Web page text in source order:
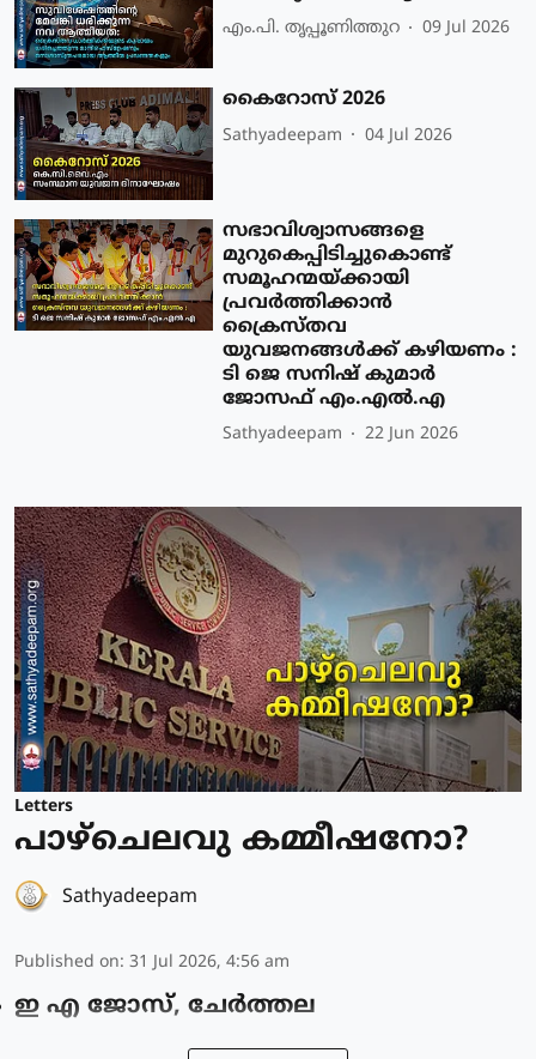
എം.പി. തൃപ്പൂണിത്തുറ 09 Jul 2026
കൈറോസ് 2026
Sathyadeepam 04 Jul 2026
സഭാവിശ്വാസങ്ങളെ
മുറുകെപ്പിടിച്ചുകൊണ്ട്
സമൂഹന്മയ്ക്കായി
പ്രവർത്തിക്കാൻ
ക്രൈസ്തവ
യുവജനങ്ങൾക്ക് കഴിയണം :
ടി ജെ സനിഷ് കുമാർ
ജോസഫ് എം.എൽ.എ
Sathyadeepam 22 Jun 2026
Letters
പാഴ്ചെലവു കമ്മീഷനോ?
Sathyadeepam
Published on: 31 Jul 2026, 4:56 am
ഇ എ ജോസ്, ചേർത്തല